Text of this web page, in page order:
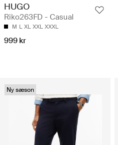
HUGO
Riko263FD - Casual
M L XL XXL XXXL
999 kr
Ny sæson